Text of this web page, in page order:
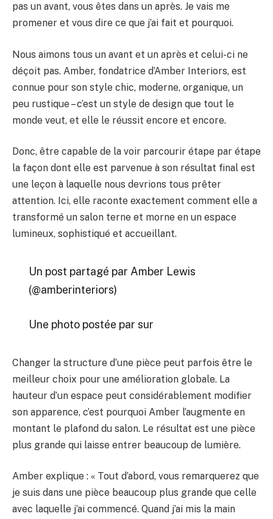
pas un avant, vous êtes dans un après. Je vais me
promener et vous dire ce que j’ai fait et pourquoi.
Nous aimons tous un avant et un après et celui-ci ne
déçoit pas. Amber, fondatrice d’Amber Interiors, est
connue pour son style chic, moderne, organique, un
peu rustique – c’est un style de design que tout le
monde veut, et elle le réussit encore et encore.
Donc, être capable de la voir parcourir étape par étape
la façon dont elle est parvenue à son résultat final est
une leçon à laquelle nous devrions tous prêter
attention. Ici, elle raconte exactement comment elle a
transformé un salon terne et morne en un espace
lumineux, sophistiqué et accueillant.
Un post partagé par Amber Lewis
(@amberinteriors)
Une photo postée par sur
Changer la structure d’une pièce peut parfois être le
meilleur choix pour une amélioration globale. La
hauteur d’un espace peut considérablement modifier
son apparence, c’est pourquoi Amber l’augmente en
montant le plafond du salon. Le résultat est une pièce
plus grande qui laisse entrer beaucoup de lumière.
Amber explique : « Tout d’abord, vous remarquerez que
je suis dans une pièce beaucoup plus grande que celle
avec laquelle j’ai commencé. Quand j’ai mis la main